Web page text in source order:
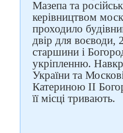
Мазепа та
керівництвом
проходило
двір для воєводи,
старшини і
укріпленню.
України та
Катериною ІІ
її місці тривають.